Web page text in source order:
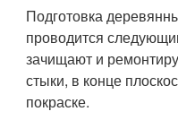
Подготовка
проводится
зачищают и
стыки, в конце
покраске.